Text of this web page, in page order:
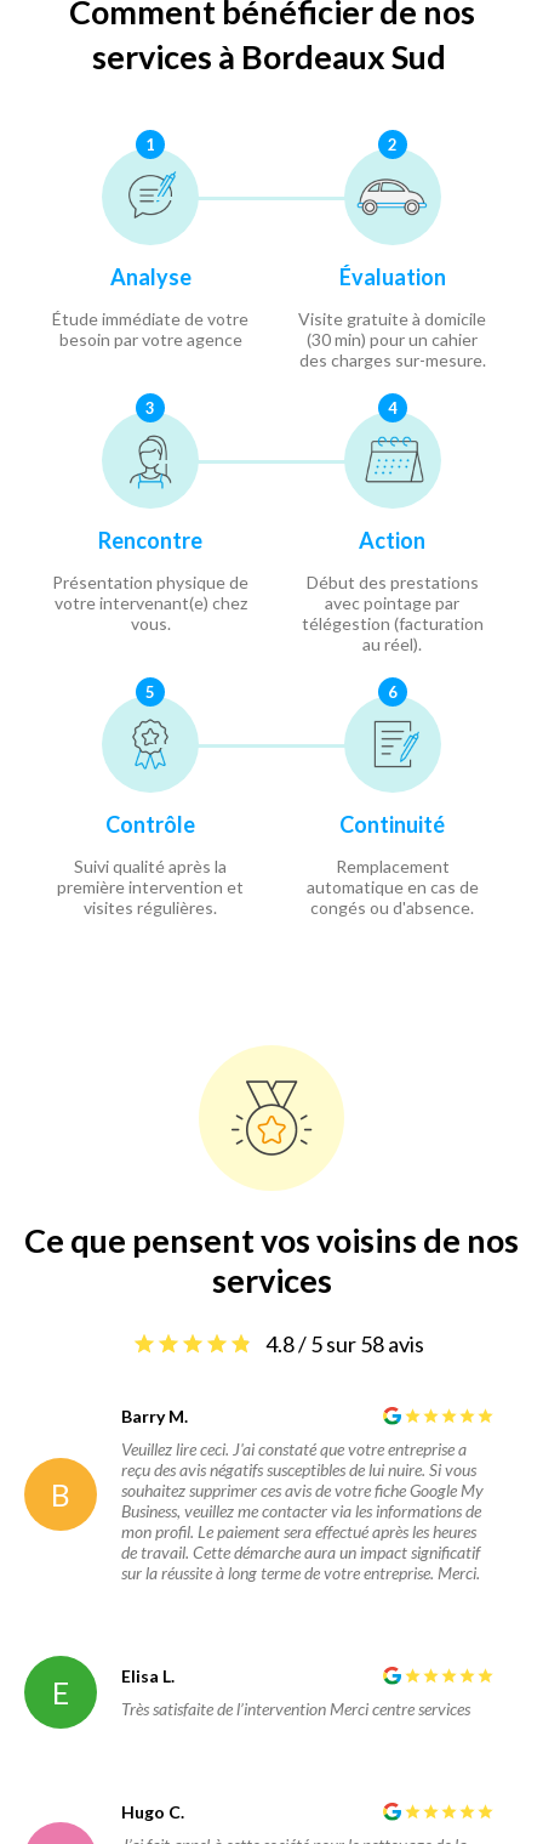
Comment bénéficier de nos
services à Bordeaux Sud
1
Analyse
Étude immédiate de votre
besoin par votre agence
2
Évaluation
Visite gratuite à domicile
(30 min) pour un cahier
des charges sur-mesure.
3
Rencontre
Présentation physique de
votre intervenant(e) chez
vous.
4
Action
Début des prestations
avec pointage par
télégestion (facturation
au réel).
5
Contrôle
Suivi qualité après la
première intervention et
visites régulières.
6
Continuité
Remplacement
automatique en cas de
congés ou d'absence.
Ce que pensent vos voisins de nos
services
4.8 / 5 sur 58 avis
B
Barry M.
Veuillez lire ceci. J'ai constaté que votre entreprise a
reçu des avis négatifs susceptibles de lui nuire. Si vous
souhaitez supprimer ces avis de votre fiche Google My
Business, veuillez me contacter via les informations de
mon profil. Le paiement sera effectué après les heures
de travail. Cette démarche aura un impact significatif
sur la réussite à long terme de votre entreprise. Merci.
E
Elisa L.
Très satisfaite de l’intervention Merci centre services
Hugo C.